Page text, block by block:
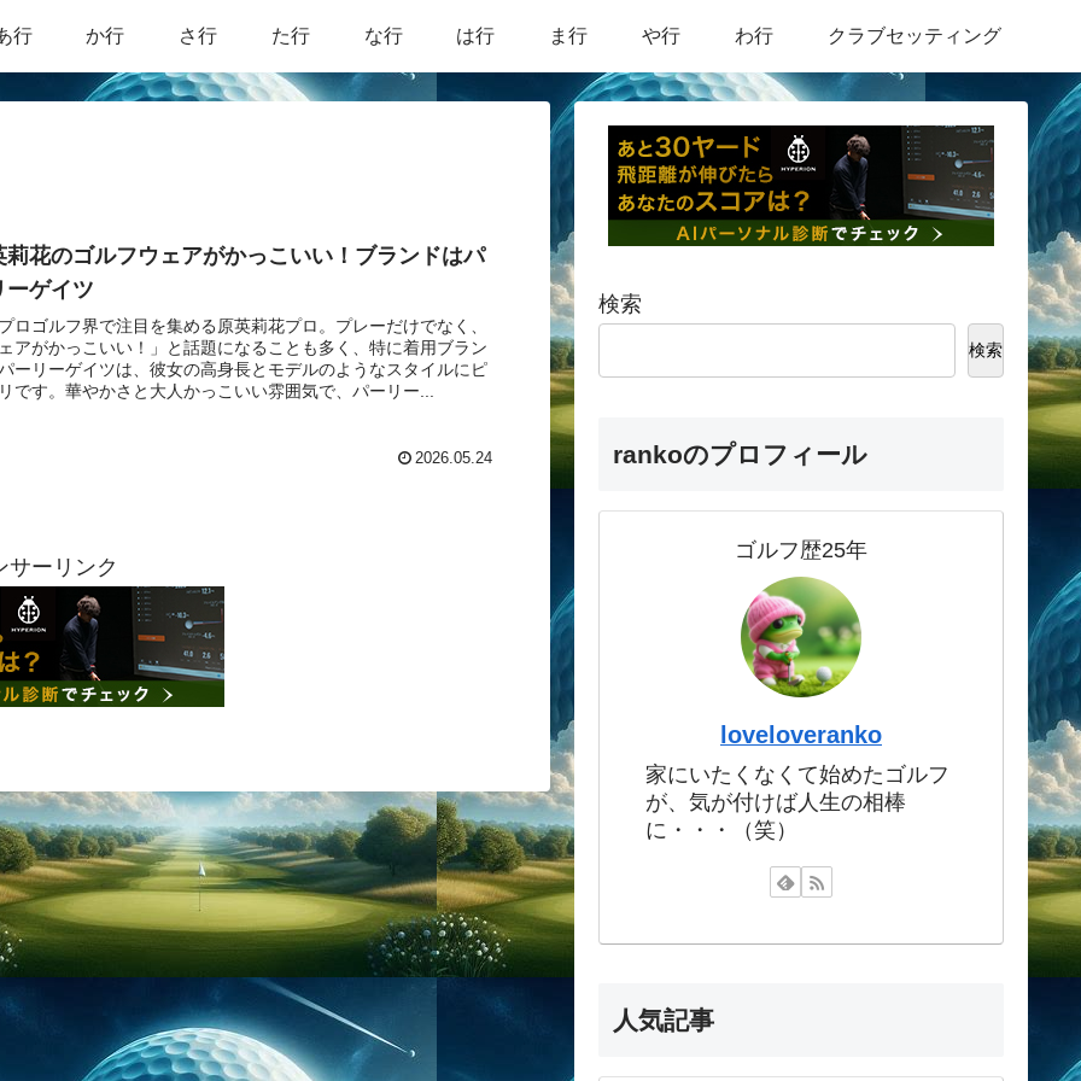
行 か行 さ行 た行 な行 は行 ま行 や行 わ行 クラブセッティング
莉花のゴルフウェアがかっこいい！ブランドはパ
ーゲイツ
ロゴルフ界で注目を集める原英莉花プロ。プレーだけでなく、
アがかっこいい！」と話題になることも多く、特に着用ブラン
ーリーゲイツは、彼女の高身長とモデルのようなスタイルにピ
です。華やかさと大人かっこいい雰囲気で、パーリー...
2026.05.24
サーリンク
検索
検索
rankoのプロフィール
ゴルフ歴25年
loveloveranko
家にいたくなくて始めたゴルフ
が、気が付けば人生の相棒
に・・・（笑）
人気記事